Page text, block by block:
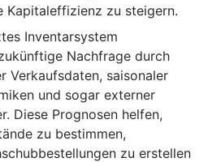
Kapitaleffizienz zu steigern.
Inventarsystem
Nachfrage durch
Verkaufsdaten, saisonaler
und sogar externer
Diese Prognosen helfen,
zu bestimmen,
zu erstellen